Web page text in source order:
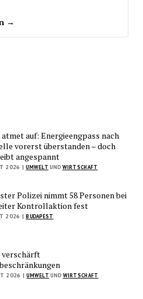
→
auf: Energieengpass nach
vorerst überstanden – doch
angespannt
2026 | UMWELT UND WIRTSCHAFT
Polizei nimmt 58 Personen bei
Kontrollaktion fest
2026 | BUDAPEST
verschärft
2026 | UMWELT UND WIRTSCHAFT